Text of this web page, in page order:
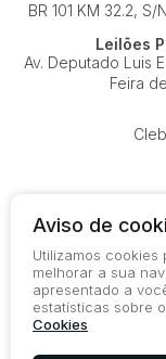
BR 101 KM 32.2,
Leilões
Av. Deputado Luis
Feira
© 2026-
Aviso de
Utilizamos
melhorar a sua
apresentado a
estatísticas sobre
Cookies